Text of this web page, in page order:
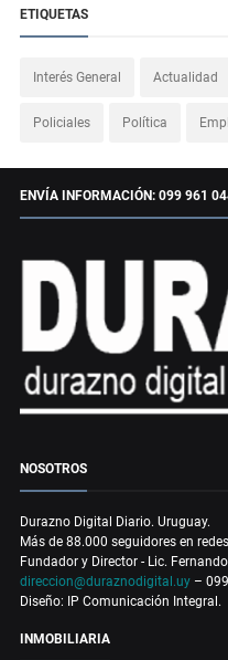
ETIQUETAS
Interés General Actualidad
Policiales Política
ENVÍA INFORMACIÓN: 099 961
NOSOTROS
Durazno Digital Diario. Uruguay.
Más de 88.000 seguidores en
Fundador y Director - Lic.
direccion@duraznodigital.uy –
Diseño: IP Comunicación Integral.
INMOBILIARIA